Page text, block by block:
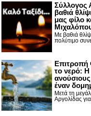
Σύλλογος
βαθιά
μας φίλο
Με βαθιά
πολύτιμο
Επιτροπή
το νερό: Η
έναν
Μετά τη
Αργολίδας για